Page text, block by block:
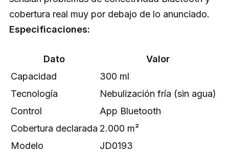
cobertura real muy por debajo de lo anunciado.
Especificaciones:
Dato
Valor
Capacidad
300 ml
Tecnología
Nebulización fría (sin agua)
Control
App Bluetooth
Cobertura declarada 2.000 m²
Modelo
JD0193